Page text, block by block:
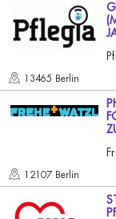
13465 Berlin
12107 Berlin